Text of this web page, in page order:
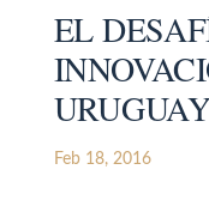
EL
Feb 18, 2016